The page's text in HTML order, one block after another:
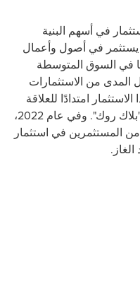
في أسهم البنية
يستثمر في أصول وأعمال
في السوق المتوسطة
المدى من الاستثمارات
امتدادًا للعلاقة
القوية القائمة بين أرامكو السعودية و"بلاك روك". وفي عام 2022،
المستثمرين في استثمار